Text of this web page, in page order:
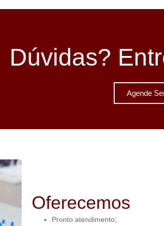
Dúvidas?
Agende
Oferecemos
Pronto atendimento;